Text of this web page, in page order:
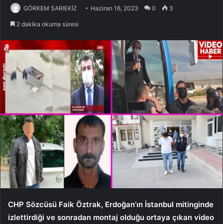
GÖRKEM SARIEKİZ Haziran 16, 2023 0 3
2 dakika okuma süresi
CHP Sözcüsü Faik Öztrak, Erdoğan’ın İstanbul mitinginde
izlettirdiği ve sonradan montaj olduğu ortaya çıkan video